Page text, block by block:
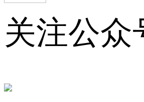
关注公众